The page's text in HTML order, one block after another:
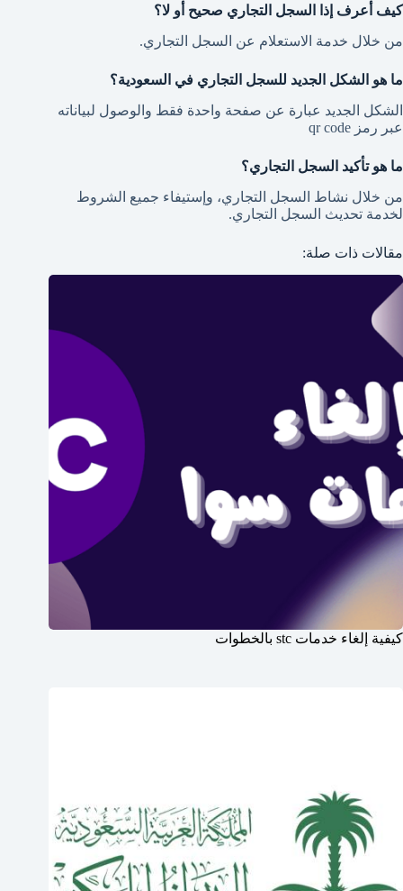
كيف أعرف إذا السجل التجاري صحيح أو لا؟
من خلال خدمة الاستعلام عن السجل التجاري.
ما هو الشكل الجديد للسجل التجاري في السعودية؟
الشكل الجديد عبارة عن صفحة واحدة فقط والوصول لبياناته
عبر رمز qr code
ما هو تأكيد السجل التجاري؟
من خلال نشاط السجل التجاري، وإستيفاء جميع الشروط
لخدمة تحديث السجل التجاري.
مقالات ذات صلة:
كيفية إلغاء خدمات stc بالخطوات